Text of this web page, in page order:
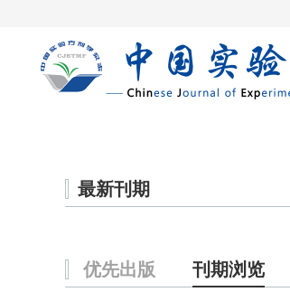
最新刊期
优先出版 刊期浏览